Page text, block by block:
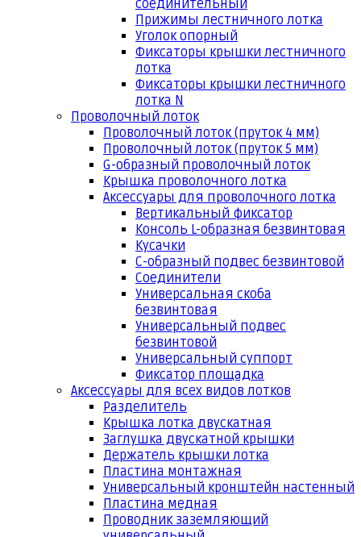
соединительный
Прижимы лестничного лотка
Уголок опорный
Фиксаторы крышки лестничного
лотка
Фиксаторы крышки лестничного
лотка N
Проволочный лоток
Проволочный лоток (пруток 4 мм)
Проволочный лоток (пруток 5 мм)
G-образный проволочный лоток
Крышка проволочного лотка
Аксессуары для проволочного лотка
Вертикальный фиксатор
Консоль L-образная безвинтовая
Кусачки
С-образный подвес безвинтовой
Соединители
Универсальная скоба
безвинтовая
Универсальный подвес
безвинтовой
Универсальный суппорт
Фиксатор площадка
Аксессуары для всех видов лотков
Разделитель
Крышка лотка двускатная
Заглушка двускатной крышки
Держатель крышки лотка
Пластина монтажная
Универсальный кронштейн настенный
Пластина медная
Проводник заземляющий